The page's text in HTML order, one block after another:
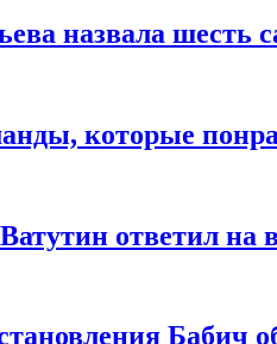
назвала
которые
ответил на
Бабич